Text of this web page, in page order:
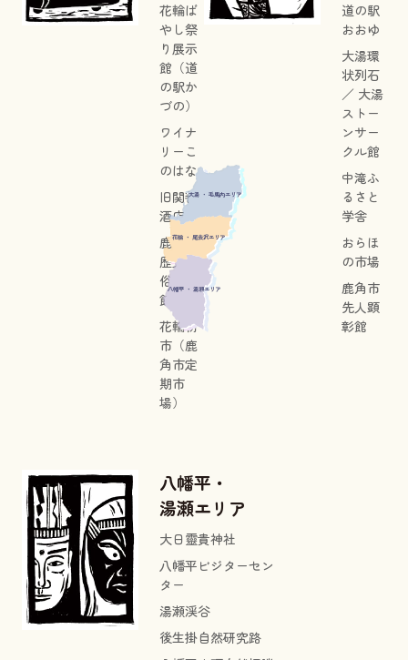
花輪ば
やし祭
り展示
館（道
の駅か
づの）
ワイナ
リーこ
のはな
旧関善
酒店
鹿角市
歴史民
俗資料
館
花輪朝
市（鹿
角市定
期市
場）
道の駅
おおゆ
大湯環
状列石
／ 大湯
ストー
ンサー
クル館
中滝ふ
るさと
学舎
おらほ
の市場
鹿角市
先人顕
彰館
大湯 ・ 毛馬内エリア
花輪 ・ 尾去沢エリア
八幡平 ・ 湯瀬エリア
八幡平・
湯瀬エリア
大日靈貴神社
八幡平ビジターセン
ター
湯瀬渓谷
後生掛自然研究路